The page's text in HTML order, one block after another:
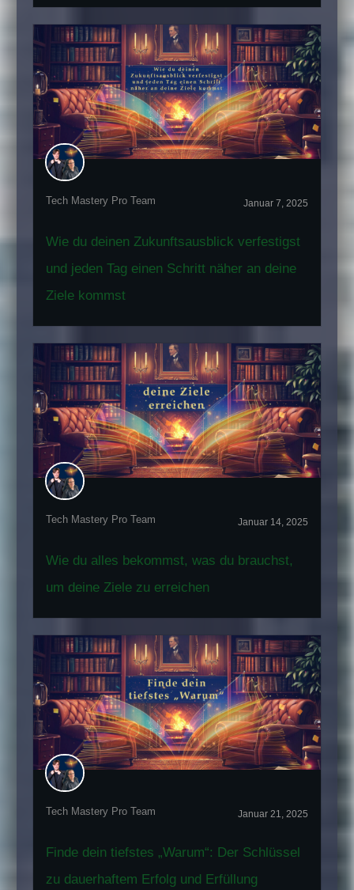
Tech Mastery Pro Team Januar 7, 2025
Wie du deinen Zukunftsausblick verfestigst
und jeden Tag einen Schritt näher an deine
Ziele kommst
Tech Mastery Pro Team Januar 14, 2025
Wie du alles bekommst, was du brauchst,
um deine Ziele zu erreichen
Tech Mastery Pro Team Januar 21, 2025
Finde dein tiefstes „Warum“: Der Schlüssel
zu dauerhaftem Erfolg und Erfüllung